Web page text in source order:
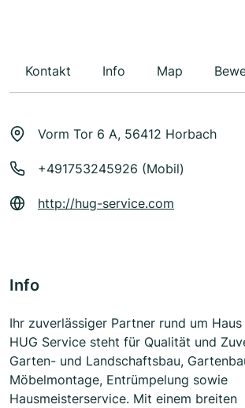
Kontakt Info Map
Vorm Tor 6 A, 56412 Horbach
+491753245926 (Mobil)
http://hug-service.com
Info
Ihr zuverlässiger Partner rund um
HUG Service steht für Qualität und
Garten- und Landschaftsbau,
Möbelmontage, Entrümpelung sowie
Hausmeisterservice. Mit einem breiten